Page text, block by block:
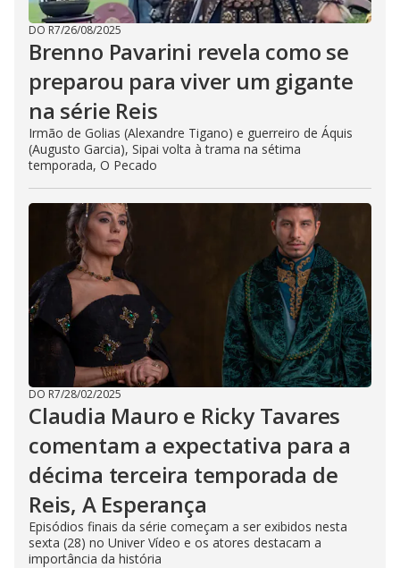
DO R7/26/08/2025
Brenno Pavarini revela como se
preparou para viver um gigante
na série Reis
Irmão de Golias (Alexandre Tigano) e guerreiro de Áquis
(Augusto Garcia), Sipai volta à trama na sétima
temporada, O Pecado
DO R7/28/02/2025
Claudia Mauro e Ricky Tavares
comentam a expectativa para a
décima terceira temporada de
Reis, A Esperança
Episódios finais da série começam a ser exibidos nesta
sexta (28) no Univer Vídeo e os atores destacam a
importância da história